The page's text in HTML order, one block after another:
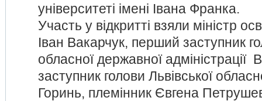
університеті імені Івана Франка.
Участь у відкритті взяли міністр
Іван Вакарчук, перший заступник
обласної державної адміністрації
заступник голови Львівської
Горинь, племінник Євгена